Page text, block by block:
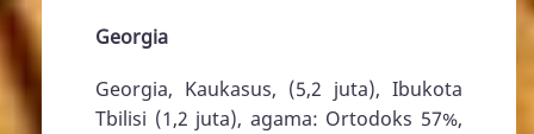
Georgia
Georgia, Kaukasus, (5,2 juta), Ibukota
Tbilisi (1,2 juta), agama: Ortodoks 57%,